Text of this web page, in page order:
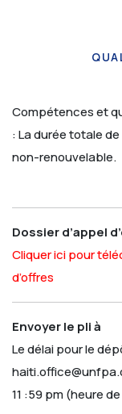
Compétences et
: La durée totale
non-renouvelable.
Dossier d’appel
Cliquer ici pour
d’offres
Envoyer le pli à
Le délai pour le
11 :59 pm (heure